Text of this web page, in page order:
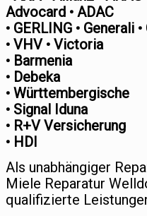
Advocard • ADAC
• GERLING • Generali
• VHV • Victoria
• Barmenia
• Debeka
• Württembergische
• Signal Iduna
• R+V Versicherung
• HDI
Als unabhängiger
Miele Reparatur
qualifizierte